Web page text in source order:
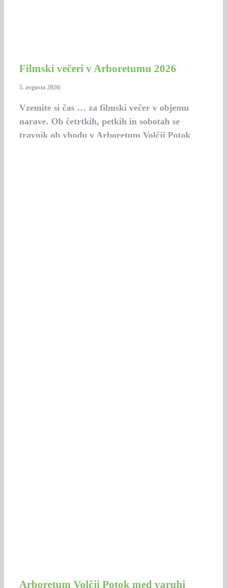
Filmski večeri v Arboretumu 2026
5. avgusta 2026
Vzemite si čas … za filmski večer v objemu
narave. Ob četrtkih, petkih in sobotah se
travnik ob vhodu v Arboretum Volčji Potok
Arboretum Volčji Potok med varuhi